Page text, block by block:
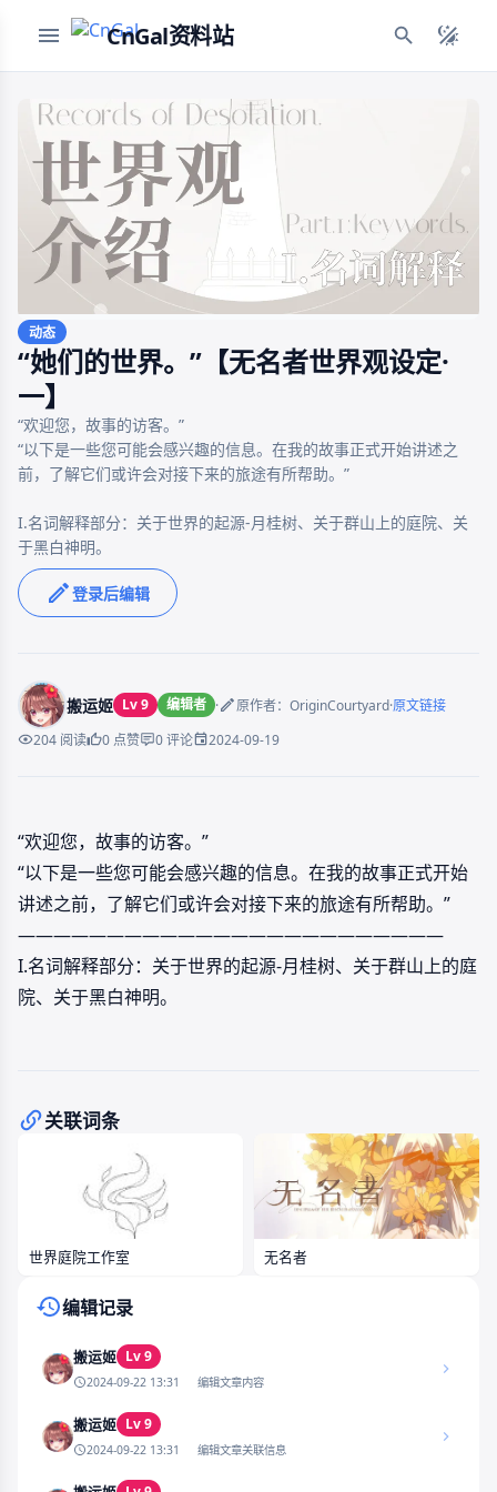
CnGal资料站
动态
“她们的世界。”【无名者世界观设定·
一】
“欢迎您，故事的访客。”
“以下是一些您可能会感兴趣的信息。在我的故事正式开始讲述之
前，了解它们或许会对接下来的旅途有所帮助。”
I.名词解释部分：关于世界的起源-月桂树、关于群山上的庭院、关
于黑白神明。
登录后编辑
搬运姬 Lv 9 编辑者 · 原作者：OriginCourtyard·原文链接
204 阅读
0 点赞 0 评论 2024-09-19
“欢迎您，故事的访客。”
“以下是一些您可能会感兴趣的信息。在我的故事正式开始
讲述之前，了解它们或许会对接下来的旅途有所帮助。”
————————————————————————
I.名词解释部分：关于世界的起源-月桂树、关于群山上的庭
院、关于黑白神明。
关联词条
世界庭院工作室 无名者
编辑记录
搬运姬 Lv 9
2024-09-22 13:31 编辑文章内容
搬运姬 Lv 9
2024-09-22 13:31 编辑文章关联信息